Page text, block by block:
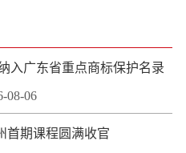
入广东省重点商标保护名录
08-06
首期课程圆满收官